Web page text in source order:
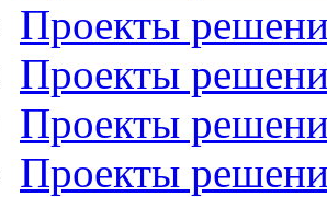
Проекты
Проекты
Проекты
Проекты